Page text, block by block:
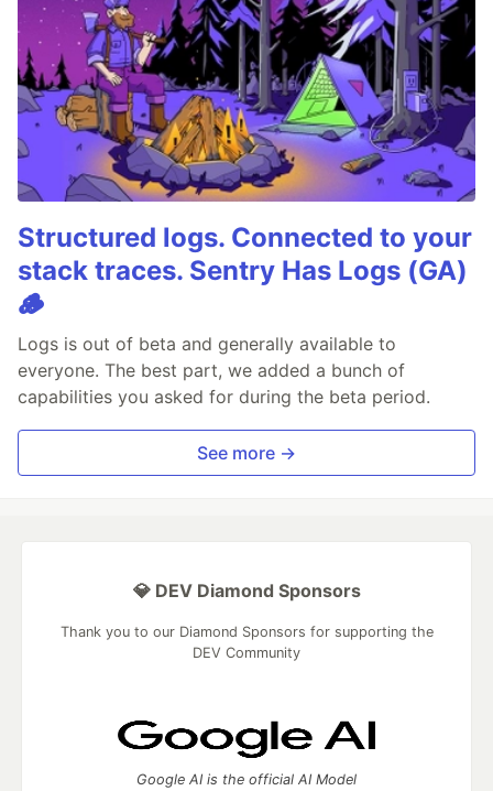
Structured logs. Connected to your
stack traces. Sentry Has Logs (GA)
🪵
Logs is out of beta and generally available to
everyone. The best part, we added a bunch of
capabilities you asked for during the beta period.
See more →
💎 DEV Diamond Sponsors
Thank you to our Diamond Sponsors for supporting the
DEV Community
Google AI is the official AI Model